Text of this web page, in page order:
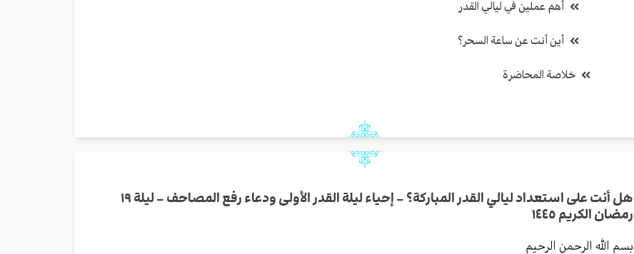
أهم عملين في ليالي القدر
أين أنت عن ساعة السحر؟
خلاصة المحاضرة
هل أنت على استعداد ليالي القدر المباركة؟ – إحياء ليلة القدر الأولى ودعاء رفع المصاحف – ليلة ١٩
رمضان الكريم ١٤٤٥
بسم الله الرحمن الرحيم